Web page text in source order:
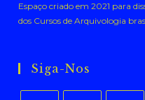
Espaço criado em 2021 para
dos Cursos de Arquivologia
Siga-Nos